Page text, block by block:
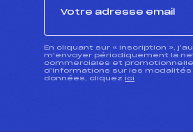
En cliquant sur « inscription »,
m’envoyer périodiquement la
commerciales et
d’informations sur les
données, cliquez ici